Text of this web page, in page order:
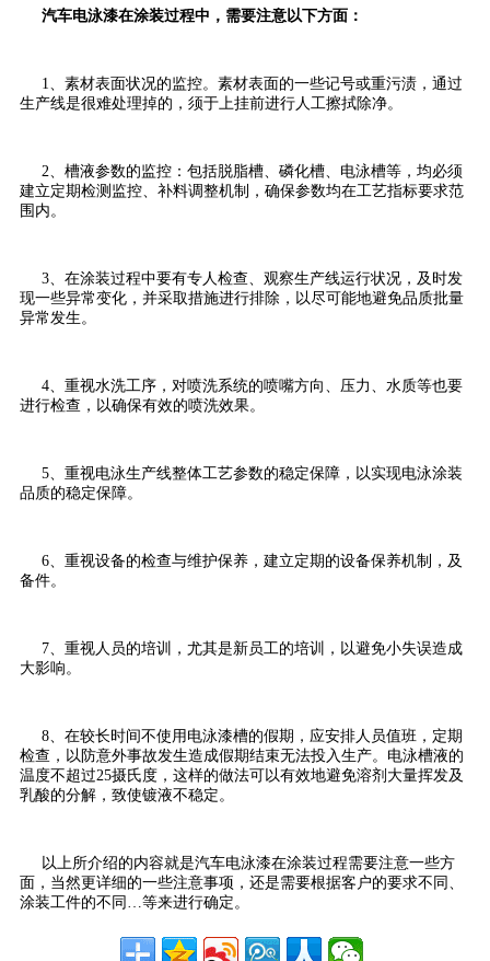
汽车电泳漆在涂装过程中，需要注意以下方面：
1、素材表面状况的监控。素材表面的一些记号或重污渍，通过
生产线是很难处理掉的，须于上挂前进行人工擦拭除净。
2、槽液参数的监控：包括脱脂槽、磷化槽、电泳槽等，均必须
建立定期检测监控、补料调整机制，确保参数均在工艺指标要求范
围内。
3、在涂装过程中要有专人检查、观察生产线运行状况，及时发
现一些异常变化，并采取措施进行排除，以尽可能地避免品质批量
异常发生。
4、重视水洗工序，对喷洗系统的喷嘴方向、压力、水质等也要
进行检查，以确保有效的喷洗效果。
5、重视电泳生产线整体工艺参数的稳定保障，以实现电泳涂装
品质的稳定保障。
6、重视设备的检查与维护保养，建立定期的设备保养机制，及
备件。
7、重视人员的培训，尤其是新员工的培训，以避免小失误造成
大影响。
8、在较长时间不使用电泳漆槽的假期，应安排人员值班，定期
检查，以防意外事故发生造成假期结束无法投入生产。电泳槽液的
温度不超过25摄氏度，这样的做法可以有效地避免溶剂大量挥发及
乳酸的分解，致使镀液不稳定。
以上所介绍的内容就是汽车电泳漆在涂装过程需要注意一些方
面，当然更详细的一些注意事项，还是需要根据客户的要求不同、
涂装工件的不同…等来进行确定。